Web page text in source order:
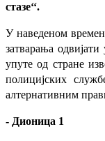
стазе‘‘.
У наведеном
затварања одвијати
упуте од стране
полицијских
алтернативним
- Дионица 1